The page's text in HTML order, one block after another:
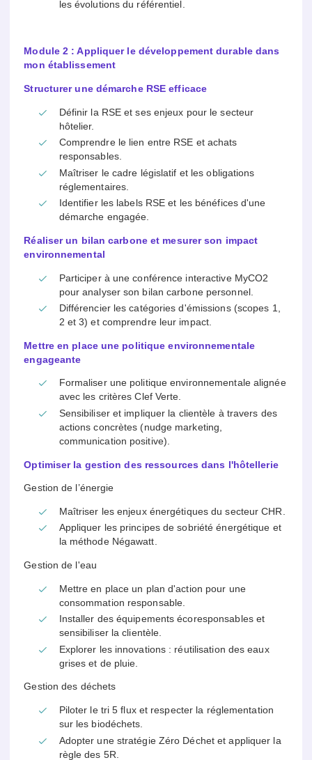
les évolutions du référentiel.
Module 2 : Appliquer le développement durable dans
mon établissement
Structurer une démarche RSE efficace
Définir la RSE et ses enjeux pour le secteur
hôtelier.
Comprendre le lien entre RSE et achats
responsables.
Maîtriser le cadre législatif et les obligations
réglementaires.
Identifier les labels RSE et les bénéfices d'une
démarche engagée.
Réaliser un bilan carbone et mesurer son impact
environnemental
Participer à une conférence interactive MyCO2
pour analyser son bilan carbone personnel.
Différencier les catégories d'émissions (scopes 1,
2 et 3) et comprendre leur impact.
Mettre en place une politique environnementale
engageante
Formaliser une politique environnementale alignée
avec les critères Clef Verte.
Sensibiliser et impliquer la clientèle à travers des
actions concrètes (nudge marketing,
communication positive).
Optimiser la gestion des ressources dans l'hôtellerie
Gestion de l’énergie
Maîtriser les enjeux énergétiques du secteur CHR.
Appliquer les principes de sobriété énergétique et
la méthode Négawatt.
Gestion de l'eau
Mettre en place un plan d'action pour une
consommation responsable.
Installer des équipements écoresponsables et
sensibiliser la clientèle.
Explorer les innovations : réutilisation des eaux
grises et de pluie.
Gestion des déchets
Piloter le tri 5 flux et respecter la réglementation
sur les biodéchets.
Adopter une stratégie Zéro Déchet et appliquer la
règle des 5R.